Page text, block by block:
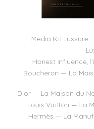
Media Kit Luxsure
Honest Influence,
Boucheron — La
Dior — La Maison du
Louis Vuitton — La
Hermès — La